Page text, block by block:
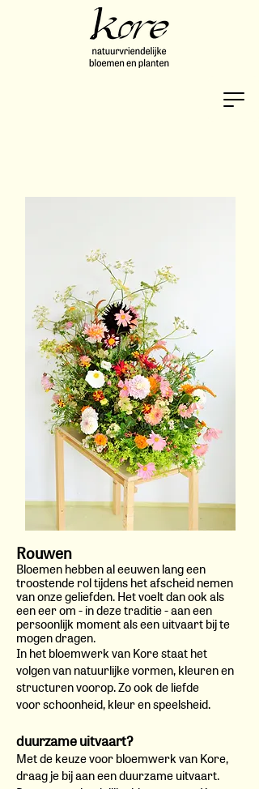
Rouwen
Bloemen hebben al eeuwen lang een
troostende rol tijdens het afscheid nemen
van onze geliefden. Het voelt dan ook als
een eer om - in deze traditie - aan een
persoonlijk moment als een uitvaart bij te
mogen dragen.
In het bloemwerk van Kore staat het
volgen van natuurlijke vormen, kleuren en
structuren voorop. Zo ook de liefde
voorschoonheid, kleur en speelsheid.
duurzame uitvaart?
Met de keuze voor bloemwerk van Kore,
draag je bij aan een duurzame uitvaart.